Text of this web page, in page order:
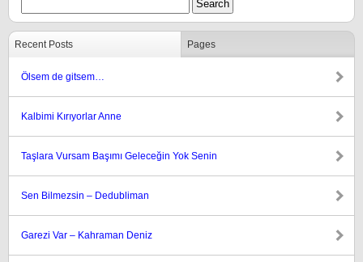
Recent Posts Pages
Ölsem de gitsem…
Kalbimi Kırıyorlar Anne
Taşlara Vursam Başımı Geleceğin Yok Senin
Sen Bilmezsin – Dedubliman
Garezi Var – Kahraman Deniz